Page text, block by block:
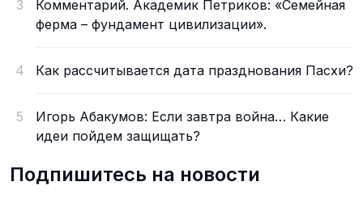
3
Комментарий. Академик Петриков: «Семейная
ферма – фундамент цивилизации».
4 Как рассчитывается дата празднования Пасхи?
5
Игорь Абакумов: Если завтра война… Какие
идеи пойдем защищать?
Подпишитесь на новости